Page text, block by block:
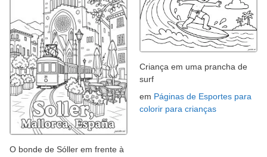
O bonde de Sóller em frente à
Criança em uma prancha de
surf
em Páginas de Esportes para
colorir para crianças